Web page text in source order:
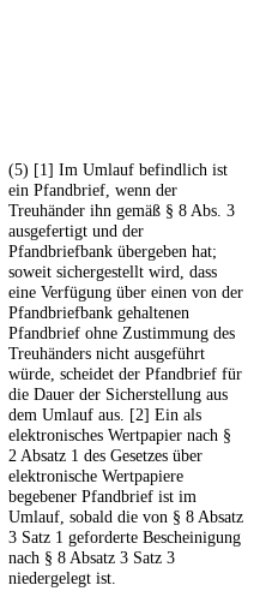
(5) [1] Im Umlauf befindlich ist
ein Pfandbrief, wenn der
Treuhänder ihn gemäß § 8 Abs. 3
ausgefertigt und der
Pfandbriefbank übergeben hat;
soweit sichergestellt wird, dass
eine Verfügung über einen von der
Pfandbriefbank gehaltenen
Pfandbrief ohne Zustimmung des
Treuhänders nicht ausgeführt
würde, scheidet der Pfandbrief für
die Dauer der Sicherstellung aus
dem Umlauf aus. [2] Ein als
elektronisches Wertpapier nach §
2 Absatz 1 des Gesetzes über
elektronische Wertpapiere
begebener Pfandbrief ist im
Umlauf, sobald die von § 8 Absatz
3 Satz 1 geforderte Bescheinigung
nach § 8 Absatz 3 Satz 3
niedergelegt ist.